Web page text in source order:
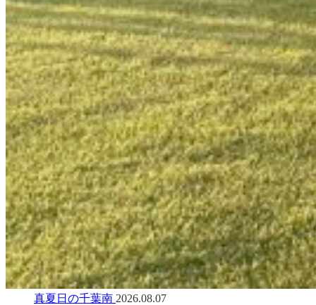
真夏日の千葉南 2026.08.07